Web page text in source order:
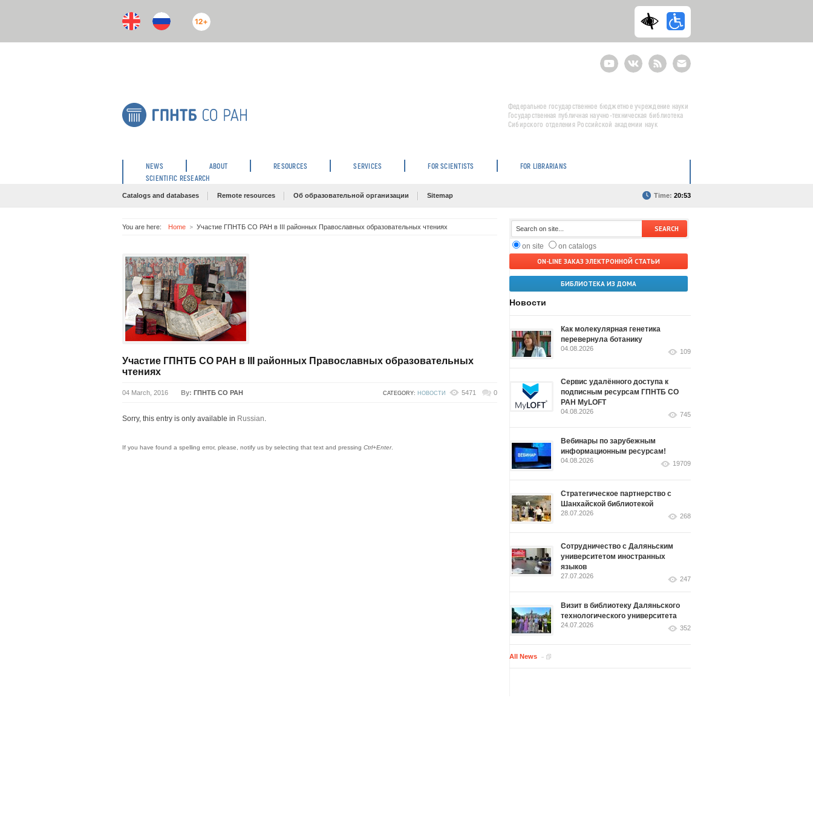
12+
YoutubeВКонтактеRSS
E-
mail
подписка
Федеральное государственное бюджетное учреждение науки
Государственная публичная научно-техническая библиотека
Сибирского отделения Российской академии наук
NEWS ABOUT RESOURCES SERVICES FOR SCIENTISTS
FOR LIBRARIANS
SCIENTIFIC RESEARCH
Catalogs and databases Remote resources Об образовательной организации Sitemap Time: 20:53
You are here: Home Участие ГПНТБ СО РАН в III районных Православных образовательных чтениях
Участие ГПНТБ СО РАН в III районных Православных образовательных
чтениях
04 March, 2016 By: ГПНТБ СО РАН CATEGORY: НОВОСТИ 5471 0
Sorry, this entry is only available in Russian.
If you have found a spelling error, please, notify us by selecting that text and pressing Ctrl+Enter.
on site
on catalogs
ON-LINE ЗАКАЗ ЭЛЕКТРОННОЙ СТАТЬИ
БИБЛИОТЕКА ИЗ ДОМА
Новости
Как молекулярная генетика
перевернула ботанику
04.08.2026 109
Сервис удалённого доступа к
подписным ресурсам ГПНТБ СО
РАН MyLOFT
04.08.2026 745
Вебинары по зарубежным
информационным ресурсам!
04.08.2026 19709
Стратегическое партнерство с
Шанхайской библиотекой
28.07.2026 268
Сотрудничество с Даляньским
университетом иностранных
языков
27.07.2026 247
Визит в библиотеку Даляньского
технологического университета
24.07.2026 352
All News